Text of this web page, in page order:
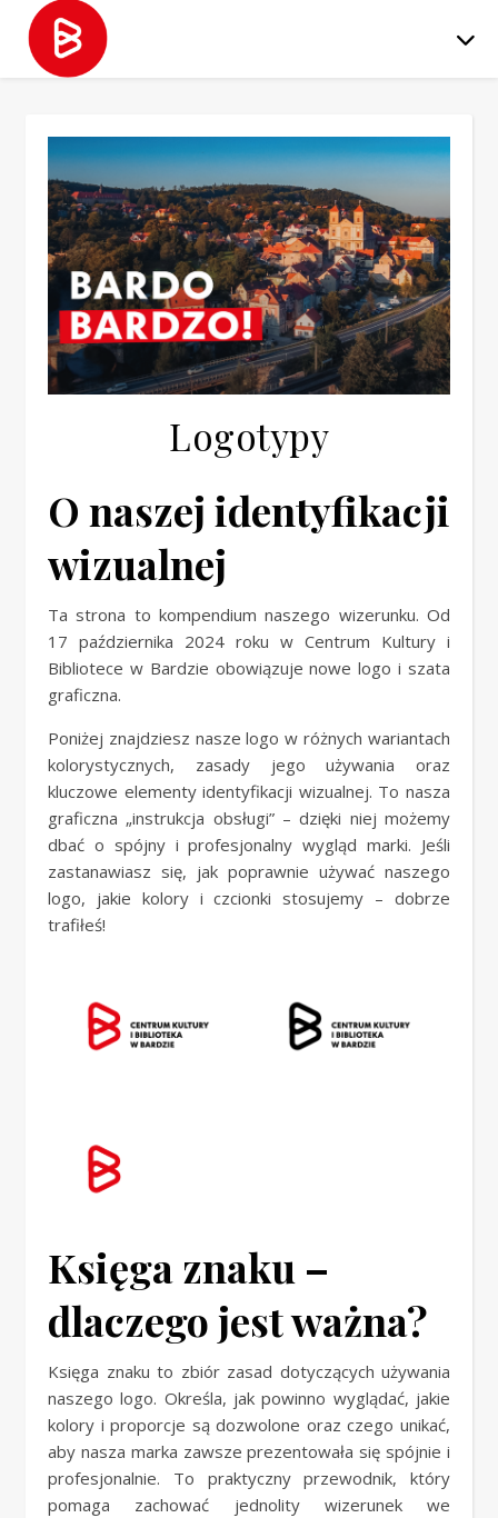
Logotypy
O naszej identyfikacji
wizualnej
Ta strona to kompendium naszego wizerunku. Od
17 października 2024 roku w Centrum Kultury i
Bibliotece w Bardzie obowiązuje nowe logo i szata
graficzna.
Poniżej znajdziesz nasze logo w różnych wariantach
kolorystycznych, zasady jego używania oraz
kluczowe elementy identyfikacji wizualnej. To nasza
graficzna „instrukcja obsługi” – dzięki niej możemy
dbać o spójny i profesjonalny wygląd marki. Jeśli
zastanawiasz się, jak poprawnie używać naszego
logo, jakie kolory i czcionki stosujemy – dobrze
trafiłeś!
Księga znaku –
dlaczego jest ważna?
Księga znaku to zbiór zasad dotyczących używania
naszego logo. Określa, jak powinno wyglądać, jakie
kolory i proporcje są dozwolone oraz czego unikać,
aby nasza marka zawsze prezentowała się spójnie i
profesjonalnie. To praktyczny przewodnik, który
pomaga zachować jednolity wizerunek we